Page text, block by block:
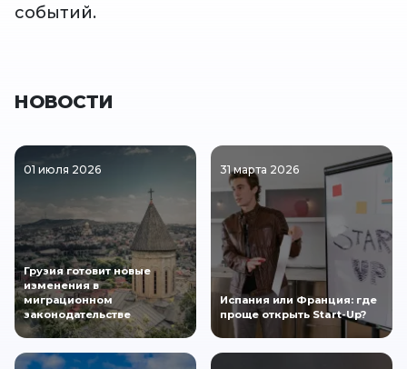
событий.
НОВОСТИ
01 июля 2026
Грузия готовит новые
изменения в
миграционном
законодательстве
31 марта 2026
Испания или Франция: где
проще открыть Start-Up?